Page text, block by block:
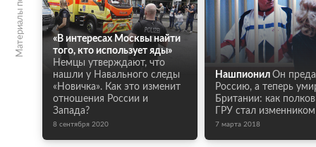
«В интересах Москвы найти
того, кто использует яды»
Немцы утверждают, что
нашли у Навального следы
«Новичка». Как это изменит
отношения России и
Запада?
8 сентября 2020
Нашпионил Он
Россию, а теперь
Британии: как
ГРУ стал изменником
7 марта 2018